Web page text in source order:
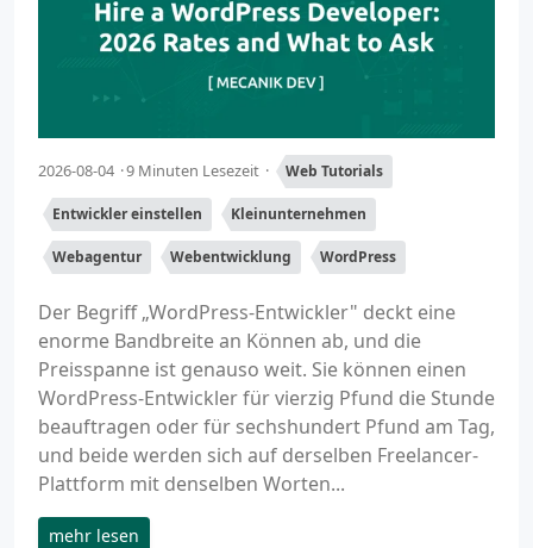
2026-08-04 9 Minuten Lesezeit Web Tutorials
Entwickler einstellen Kleinunternehmen
Webagentur Webentwicklung WordPress
Der Begriff „WordPress-Entwickler" deckt eine
enorme Bandbreite an Können ab, und die
Preisspanne ist genauso weit. Sie können einen
WordPress-Entwickler für vierzig Pfund die Stunde
beauftragen oder für sechshundert Pfund am Tag,
und beide werden sich auf derselben Freelancer-
Plattform mit denselben Worten...
mehr lesen